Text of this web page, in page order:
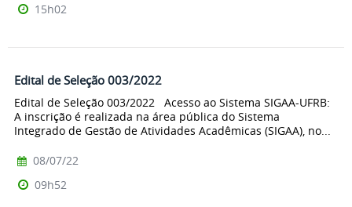
15h02
Edital de Seleção 003/2022
Edital de Seleção 003/2022 Acesso ao Sistema SIGAA-UFRB:
A inscrição é realizada na área pública do Sistema
Integrado de Gestão de Atividades Acadêmicas (SIGAA), no...
08/07/22
09h52